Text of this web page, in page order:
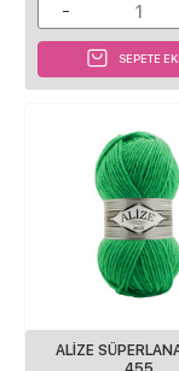
SEPETE
ALIZE